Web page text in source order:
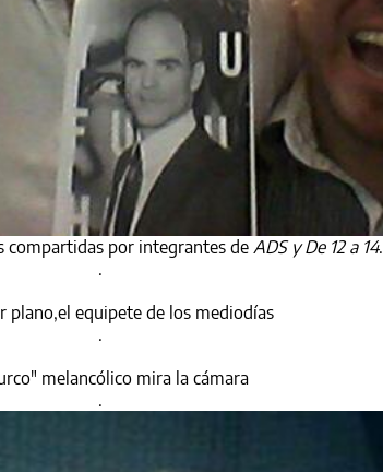
compartidas por integrantes de ADS y De 12 a 14.
.
plano,el equipete de los mediodías
.
melancólico mira la cámara
.